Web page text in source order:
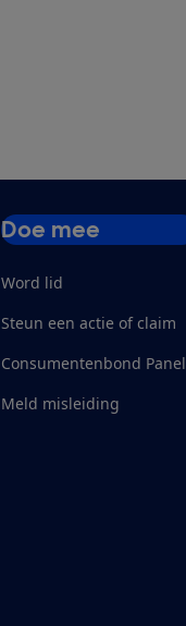
Doe mee
Word lid
Steun een actie of claim
Consumentenbond Panel
Meld misleiding